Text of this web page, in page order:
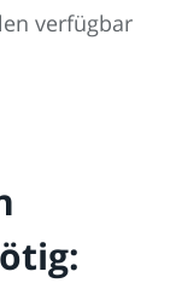
verfügbar